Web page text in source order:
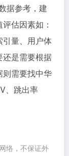
据参考，建
估因素如：
引量、用户体
还是需要根据
则需要找中华
、跳出率
络，不保证外